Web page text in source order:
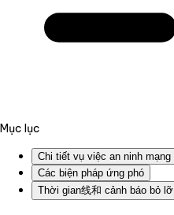
Mục lục
Chi tiết vụ việc an ninh mạng
Các biện pháp ứng phó
Thời gian线和 cảnh báo bỏ lỡ